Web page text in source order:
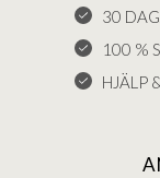
30
100 %
HJÄLP